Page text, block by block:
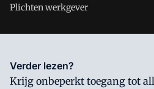
Plichten werkgever
Salarisnet is onderdeel van VMN
waar VMN media voor staat. Op
Verder lezen?
Krijg onbeperkt toegang tot